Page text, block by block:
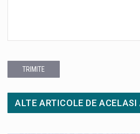
TRIMITE
ALTE ARTICOLE DE ACELASI